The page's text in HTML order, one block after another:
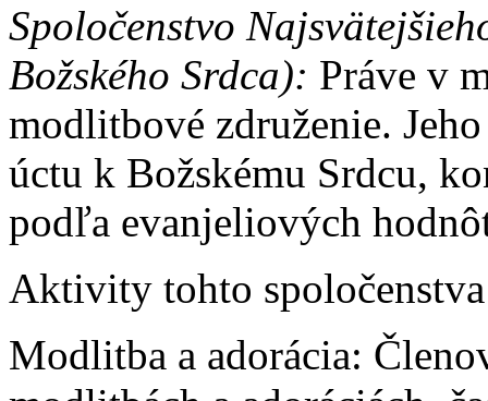
Spoločenstvo
Božského Srdca): Práve v
modlitbové združenie.
úctu k Božskému Srdcu,
podľa evanjeliových
Aktivity tohto
Modlitba a adorácia: